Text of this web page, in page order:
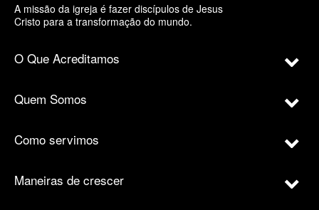
A missão da igreja é fazer discípulos de Jesus
Cristo para a transformação do mundo.
O Que Acreditamos
Quem Somos
Como servimos
Maneiras de crescer